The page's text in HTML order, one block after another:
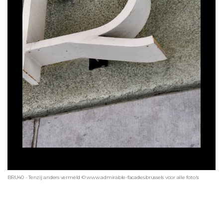
BRU40 - Tenzij anders vermeld © www.admirable-facades.brussels voor alle foto's